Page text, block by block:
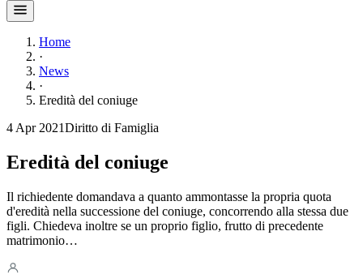
Home
·
News
·
Eredità del coniuge
4 Apr 2021Diritto di Famiglia
Eredità del coniuge
Il richiedente domandava a quanto ammontasse la propria quota
d'eredità nella successione del coniuge, concorrendo alla stessa due
figli. Chiedeva inoltre se un proprio figlio, frutto di precedente
matrimonio…